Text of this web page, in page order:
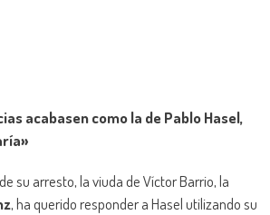
acabasen como la de Pablo Hasel,
su arresto, la viuda de Víctor Barrio, la
, ha querido responder a Hasel utilizando su